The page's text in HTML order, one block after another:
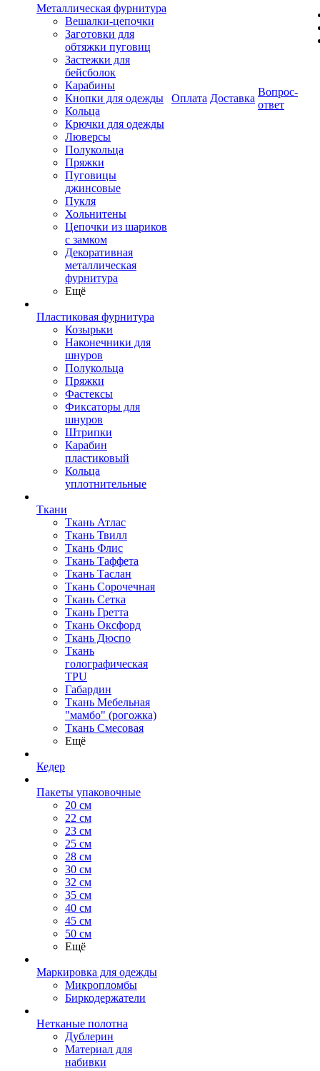
Металлическая фурнитура
Вешалки-цепочки
Заготовки для
обтяжки пуговиц
Застежки для
бейсболок
Карабины
Кнопки для одежды
Кольца
Крючки для одежды
Люверсы
Полукольца
Пряжки
Пуговицы
джинсовые
Пукля
Хольнитены
Цепочки из шариков
с замком
Декоративная
металлическая
фурнитура
Ещё
Пластиковая фурнитура
Козырьки
Наконечники для
шнуров
Полукольца
Пряжки
Фастексы
Фиксаторы для
шнуров
Штрипки
Карабин
пластиковый
Кольца
уплотнительные
Ткани
Ткань Атлас
Ткань Твилл
Ткань Флис
Ткань Таффета
Ткань Таслан
Ткань Сорочечная
Ткань Сетка
Ткань Гретта
Ткань Оксфорд
Ткань Дюспо
Ткань
голографическая
TPU
Габардин
Ткань Мебельная
"мамбо" (рогожка)
Ткань Смесовая
Ещё
Кедер
Пакеты упаковочные
20 см
22 см
23 см
25 см
28 см
30 см
32 см
35 см
40 см
45 см
50 см
Ещё
Маркировка для одежды
Микропломбы
Биркодержатели
Нетканые полотна
Дублерин
Материал для
набивки
Оплата Доставка
Вопрос-
ответ